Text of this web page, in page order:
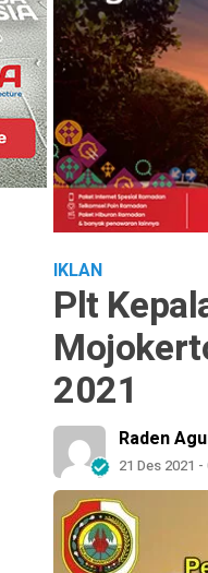
IKLAN
Plt
2021
Raden
21 Des 2021 -